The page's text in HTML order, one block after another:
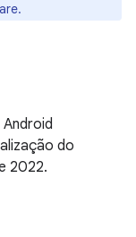
do
2022.